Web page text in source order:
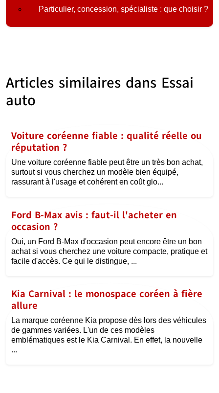
Particulier, concession, spécialiste : que choisir ?
Articles similaires dans Essai
auto
Voiture coréenne fiable : qualité réelle ou
réputation ?
Une voiture coréenne fiable peut être un très bon achat,
surtout si vous cherchez un modèle bien équipé,
rassurant à l'usage et cohérent en coût glo...
Ford B-Max avis : faut-il l'acheter en
occasion ?
Oui, un Ford B-Max d'occasion peut encore être un bon
achat si vous cherchez une voiture compacte, pratique et
facile d'accès. Ce qui le distingue, ...
Kia Carnival : le monospace coréen à fière
allure
La marque coréenne Kia propose dès lors des véhicules
de gammes variées. L'un de ces modèles
emblématiques est le Kia Carnival. En effet, la nouvelle
...